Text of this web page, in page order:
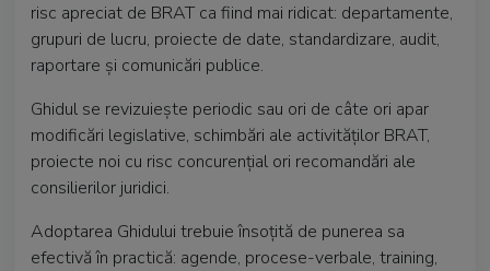
risc apreciat de BRAT ca fiind mai ridicat: departamente,
grupuri de lucru, proiecte de date, standardizare, audit,
raportare și comunicări publice.
Ghidul se revizuiește periodic sau ori de câte ori apar
modificări legislative, schimbări ale activităților BRAT,
proiecte noi cu risc concurențial ori recomandări ale
consilierilor juridici.
Adoptarea Ghidului trebuie însoțită de punerea sa
efectivă în practică: agende, procese-verbale, training,